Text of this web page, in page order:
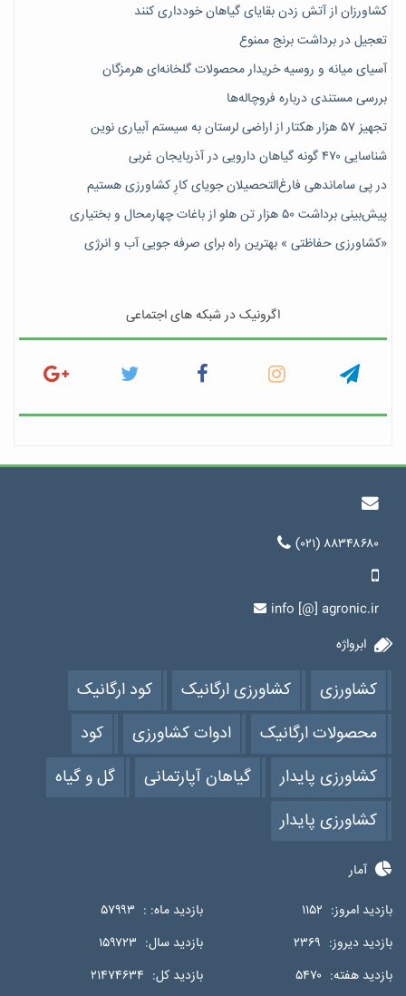
کشاورزان از آتش زدن بقایای گیاهان خودداری کنند
تعجیل در برداشت برنج ممنوع
آسیای میانه و روسیه خریدار محصولات گلخانه‌ای هرمزگان
بررسی مستندی درباره فروچاله‌ها
تجهیز ۵۷ هزار هکتار از اراضی لرستان به سیستم آبیاری نوین
شناسایی ۴۷٠ گونه گیاهان دارویی در آذربایجان غربی
در پی ساماندهی فارغ‌التحصیلان جویای کارِ کشاورزی هستیم
پیش‎‌بینی برداشت ۵۰ هزار تن هلو از باغات چهارمحال و بختیاری
«کشاورزی حفاظتی » بهترین راه برای صرفه جویی آب و انرژی
اگرونیک در شبکه های اجتماعی
(۰۲۱) ۸۸۳۴۸۶۸۰
info [@] agronic.ir
ابرواژه
کشاورزی کشاورزی ارگانیک
کود ارگانیک
محصولات ارگانیک
ادوات کشاورزی
کود
کشاورزی پایدار
گیاهان آپارتمانی
گل و گیاه
کشاورزی پایدار
آمار
بازدید امروز: ۱۱۵۲ بازدید ماه: : ۵۷۹۹۳
بازدید دیروز: ۲۳۶۹ بازدید سال: ۱۵۹۷۲۳
بازدید هفته: ۵۴۷۰ بازدید کل: ۲۱۴۷۴۶۳۴